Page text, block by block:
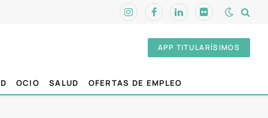
InstagramFacebookLinkedInFlickr
APP TITULARÍSIMOS
OCIO SALUD OFERTAS DE EMPLEO